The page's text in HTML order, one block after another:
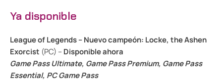
Ya disponible
League of Legends – Nuevo campeón: Locke, the Ashen
Exorcist (PC) –Disponible ahora
Game Pass Ultimate, Game Pass Premium, Game Pass
Essential, PC Game Pass